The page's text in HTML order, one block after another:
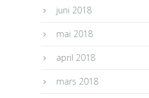
juni 2018
mai 2018
april 2018
mars 2018